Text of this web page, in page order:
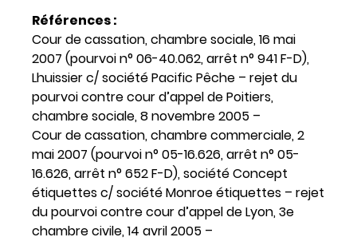
Références :
Cour de cassation, chambre sociale, 16 mai
2007 (pourvoi n° 06-40.062, arrêt n° 941 F-D),
Lhuissier c/ société Pacific Pêche – rejet du
pourvoi contre cour d’appel de Poitiers,
chambre sociale, 8 novembre 2005 –
Cour de cassation, chambre commerciale, 2
mai 2007 (pourvoi n° 05-16.626, arrêt n° 05-
16.626, arrêt n° 652 F-D), société Concept
étiquettes c/ société Monroe étiquettes – rejet
du pourvoi contre cour d’appel de Lyon, 3e
chambre civile, 14 avril 2005 –